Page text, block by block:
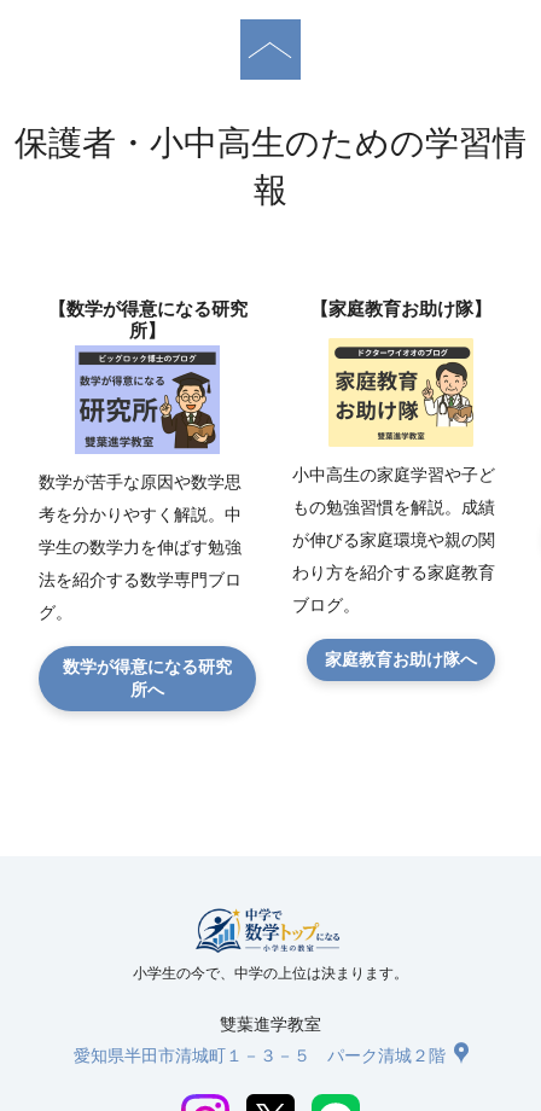
保護者・小中高生のための学習情
報
【数学が得意になる研究
所】
数学が苦手な原因や数学思
考を分かりやすく解説。中
学生の数学力を伸ばす勉強
法を紹介する数学専門ブロ
グ。
数学が得意になる研究
所へ
【家庭教育お助け隊】
小中高生の家庭学習や子ど
もの勉強習慣を解説。成績
が伸びる家庭環境や親の関
わり方を紹介する家庭教育
ブログ。
家庭教育お助け隊へ
小学生の今で、中学の上位は決まります。
雙葉進学教室
愛知県半田市清城町１－３－５ パーク清城２階